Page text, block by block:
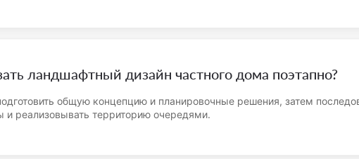
ландшафтный дизайн частного дома поэтапно?
общую концепцию и планировочные решения, затем
реализовывать территорию очередями.